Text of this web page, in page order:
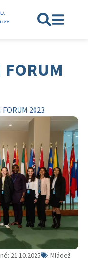
FORUM
FORUM 2023
21.10.2025 Mládež